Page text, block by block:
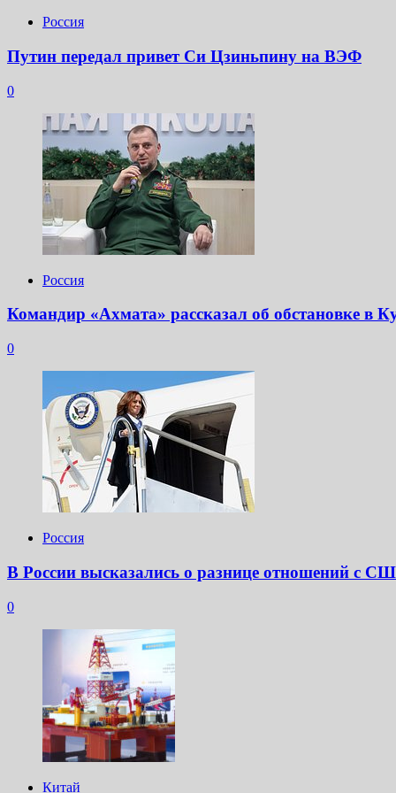
Россия
Путин передал привет Си Цзиньпину на ВЭФ
0
Россия
Командир «Ахмата» рассказал об обстановке в
0
Россия
В России высказались о разнице отношений с
0
Китай